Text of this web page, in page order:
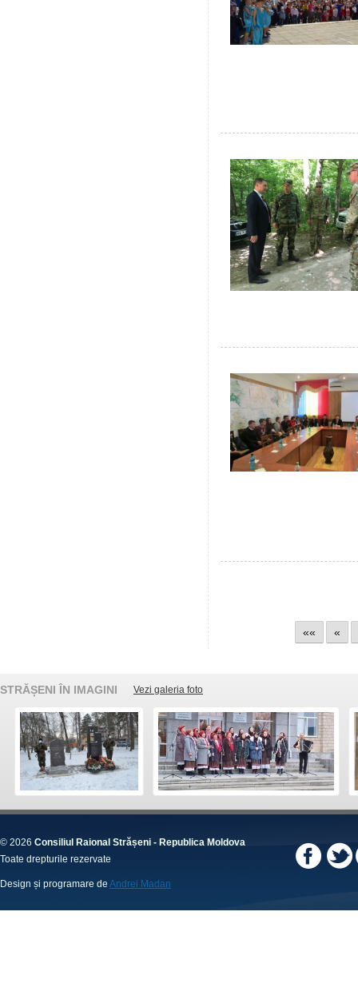
«« «
STRĂȘENI ÎN IMAGINI Vezi galeria foto
© 2026 Consiliul Raional Strășeni - Republica Moldova
Toate drepturile rezervate
Design și programare de Andrei Madan